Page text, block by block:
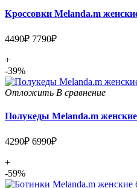
Кроссовки Melanda.m
4490₽ 7790₽
+
-39%
Отложить В сравнение
Полукеды Melanda.m
4290₽ 6990₽
+
-59%